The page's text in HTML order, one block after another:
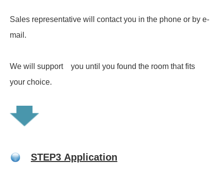
Sales representative will contact you in the phone or by e-
mail.
We will support you until you found the room that fits
your choice.
STEP3 Application